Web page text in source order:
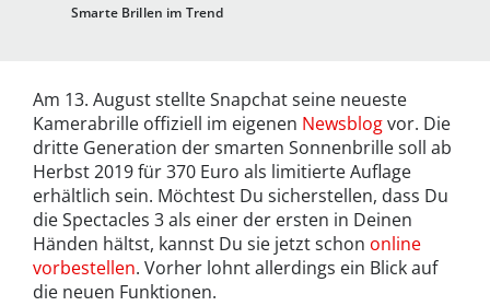
Smarte Brillen im Trend
Am 13. August stellte Snapchat seine neueste
Kamerabrille offiziell im eigenen Newsblogvor. Die
dritte Generation der smarten Sonnenbrille soll ab
Herbst 2019 für 370 Euro als limitierte Auflage
erhältlich sein. Möchtest Du sicherstellen, dass Du
die Spectacles 3 als einer der ersten in Deinen
Händen hältst, kannst Du sie jetzt schon online
vorbestellen. Vorher lohnt allerdings ein Blick auf
die neuen Funktionen.